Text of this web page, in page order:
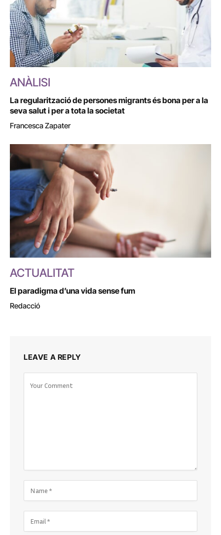
ANÀLISI
La regularització de persones migrants és bona per a la
seva salut i per a tota la societat
Francesca Zapater
ACTUALITAT
El paradigma d’una vida sense fum
Redacció
LEAVE A REPLY